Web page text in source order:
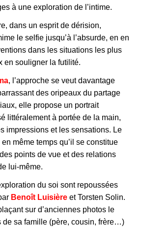
à une exploration de l’intime.
dans un esprit de dérision,
le selfie jusqu’à l’absurde, en en
dans les situations les plus
en souligner la futilité.
, l’approche se veut davantage
des oripeaux du partage
elle propose un portrait
littéralement à portée de la main,
impressions et les sensations. Le
même temps qu’il se constitue
points de vue et des relations
lui-même.
du soi sont repoussées
Benoît Luisière et Torsten Solin.
sur d’anciennes photos le
de sa famille (père, cousin, frère…)